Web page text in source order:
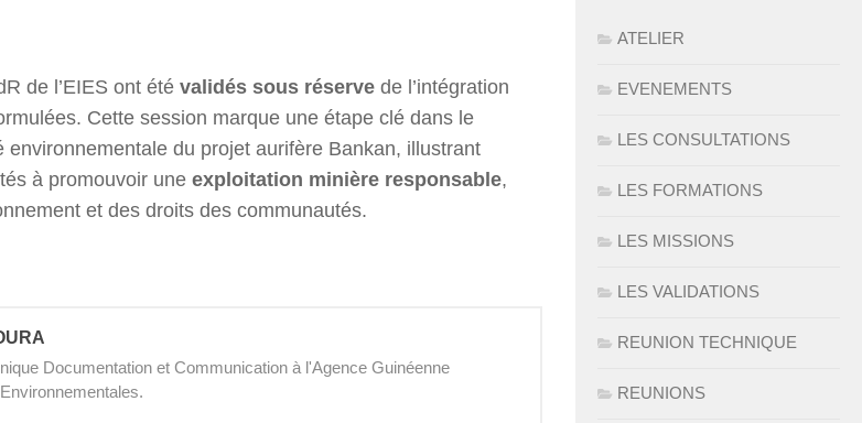
de l’EIES ont été validés sous réserve de l’intégration
Cette session marque une étape clé dans le
environnementale du projet aurifère Bankan, illustrant
à promouvoir une exploitation minière responsable,
et des droits des communautés.
Documentation et Communication à l'Agence Guinéenne
ATELIER
EVENEMENTS
LES CONSULTATIONS
LES FORMATIONS
LES MISSIONS
LES VALIDATIONS
REUNION TECHNIQUE
REUNIONS